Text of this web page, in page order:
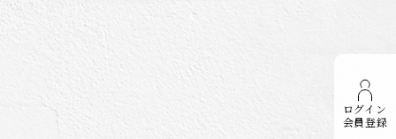
ログイン
会員登録